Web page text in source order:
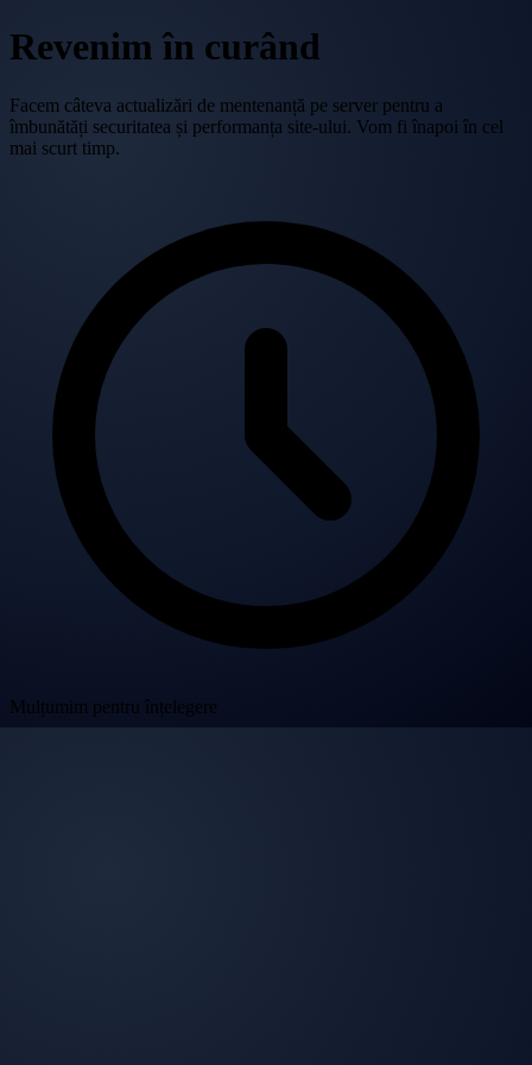
Revenim în curând
Facem câteva actualizări de mentenanță pe server pentru a
îmbunătăți securitatea și performanța site-ului. Vom fi înapoi în cel
mai scurt timp.
Mulțumim pentru înțelegere